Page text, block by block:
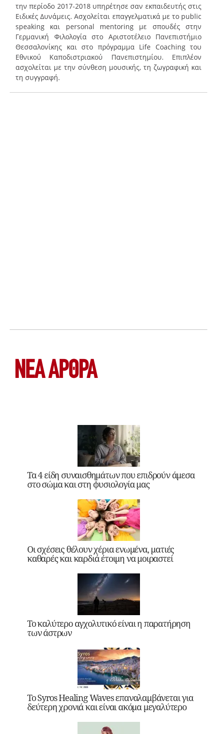
την περίοδο 2017-2018 υπηρέτησε σαν εκπαιδευτής στις
Ειδικές Δυνάμεις. Ασχολείται επαγγελματικά με το public
speaking και personal mentoring με σπουδές στην
Γερμανική Φιλολογία στο Αριστοτέλειο Πανεπιστήμιο
Θεσσαλονίκης και στο πρόγραμμα Life Coaching του
Εθνικού Καποδιστριακού Πανεπιστημίου. Επιπλέον
ασχολείται με την σύνθεση μουσικής, τη ζωγραφική και
τη συγγραφή.
ΝΕΑ ΆΡΘΡΑ
Τα 4 είδη συναισθημάτων που επιδρούν άμεσα
στο σώμα και στη φυσιολογία μας
Οι σχέσεις θέλουν χέρια ενωμένα, ματιές
καθαρές και καρδιά έτοιμη να μοιραστεί
Το καλύτερο αγχολυτικό είναι η παρατήρηση
των άστρων
Το Syros Healing Waves επαναλαμβάνεται για
δεύτερη χρονιά και είναι ακόμα μεγαλύτερο